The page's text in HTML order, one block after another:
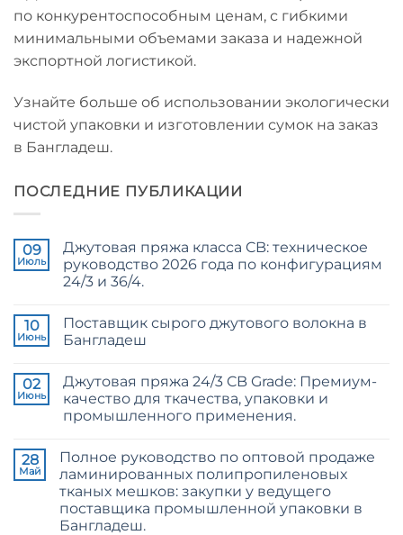
по конкурентоспособным ценам, с гибкими
минимальными объемами заказа и надежной
экспортной логистикой.
Узнайте больше об использовании экологически
чистой упаковки и изготовлении сумок на заказ
в Бангладеш.
ПОСЛЕДНИЕ ПУБЛИКАЦИИ
09
Июль
Джутовая пряжа класса CB: техническое
руководство 2026 года по конфигурациям
24/3 и 36/4.
записи
CB
Grade
The
Technical
2026
Guide
and
36/4
Configurations
10
Июнь
Поставщик сырого джутового волокна в
Бангладеш
записи
Raw
Jute
Fibre
Supplier
02
Июнь
Джутовая пряжа 24/3 CB Grade: Премиум-
качество для ткачества, упаковки и
промышленного применения.
записи
CB
Grade
Jute
Yarn:
Premium
28
Май
Полное руководство по оптовой продаже
ламинированных полипропиленовых
тканых мешков: закупки у ведущего
поставщика промышленной упаковки в
Бангладеш.